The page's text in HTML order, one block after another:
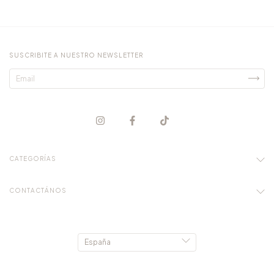
SUSCRIBITE A NUESTRO NEWSLETTER
CATEGORÍAS
CONTACTÁNOS